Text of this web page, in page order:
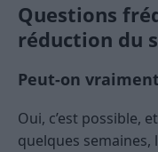
Questions
réduction du
Peut-on
Oui, c’est possible,
quelques semaines,